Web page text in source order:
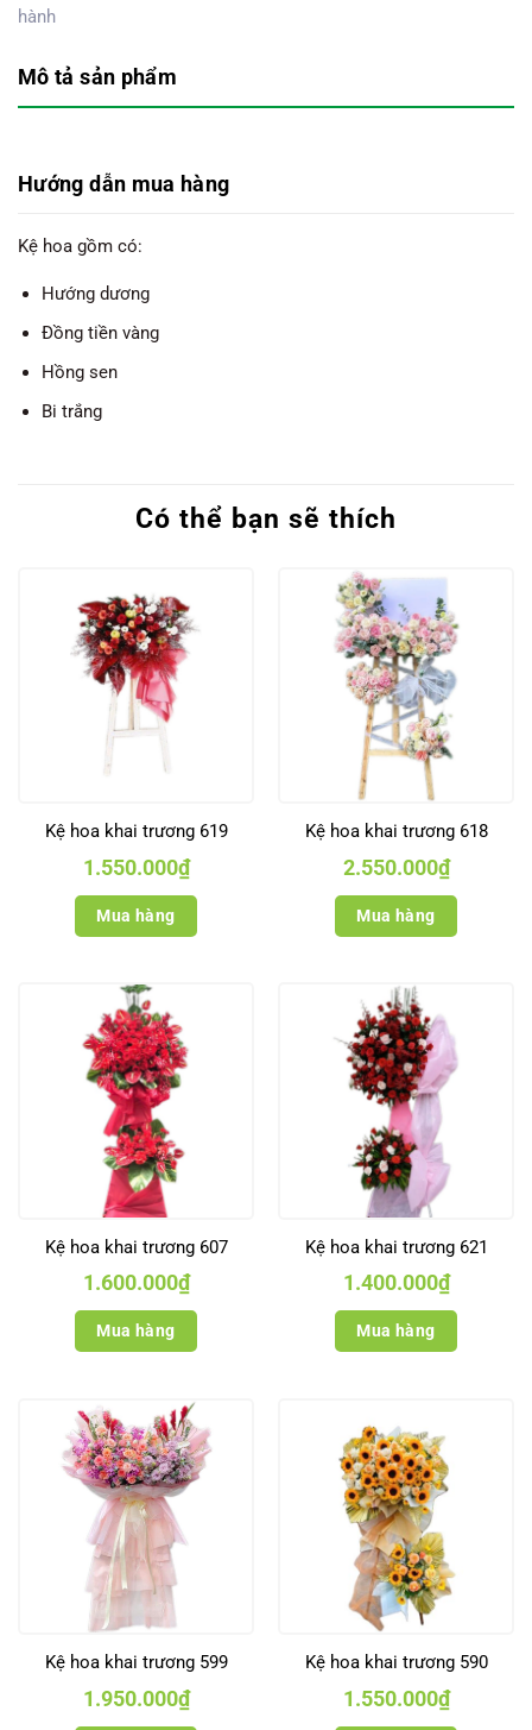
hành
Mô tả sản phẩm
Hướng dẫn mua hàng
Kệ hoa gồm có:
Hướng dương
Đồng tiền vàng
Hồng sen
Bi trắng
Có thể bạn sẽ thích
Kệ hoa khai trương 619
1.550.000₫
Mua hàng
Kệ hoa khai trương 618
2.550.000₫
Mua hàng
Kệ hoa khai trương 607
1.600.000₫
Mua hàng
Kệ hoa khai trương 621
1.400.000₫
Mua hàng
Kệ hoa khai trương 599
1.950.000₫
Kệ hoa khai trương 590
1.550.000₫